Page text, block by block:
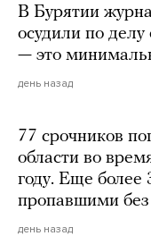
В Бурятии
осудили по
— это
день назад
77 срочников
области во
году. Еще более
пропавшими без
день назад